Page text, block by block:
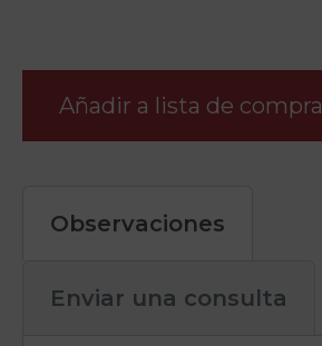
Añadir a lista de compra
Observaciones
Enviar una consulta